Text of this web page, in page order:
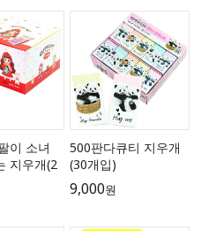
이 소녀
지우개(2
500판다큐티 지우개
(30개입)
9,000원